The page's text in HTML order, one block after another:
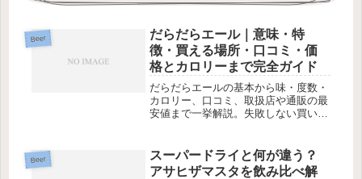
Beer
だらだらエール｜意味・特
徴・買える場所・口コミ・価
格とカロリーまで完全ガイド
だらだらエールの基本から味・度数・
カロリー、口コミ、取扱店や通販の最
安値まで一挙解説。失敗しない買い方
Beer
スーパードライと何が違う？
アサヒザマスタを飲み比べ解